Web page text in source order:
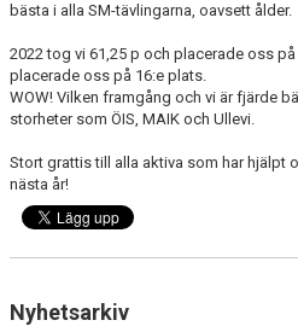
bästa i alla SM-tävlingarna, oavsett ålder.
2022 tog vi 61,25 p och placerade oss
placerade oss på 16:e plats.
WOW! Vilken framgång och vi är fjärde
storheter som ÖIS, MAIK och Ullevi.
Stort grattis till alla aktiva som har hjälpt
nästa år!
Nyhetsarkiv